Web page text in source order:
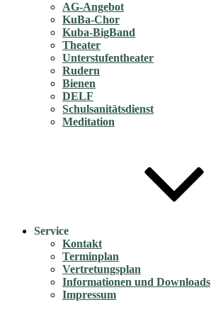
AG-Angebot
KuBa-Chor
Kuba-BigBand
Theater
Unterstufentheater
Rudern
Bienen
DELF
Schulsanitätsdienst
Meditation
Service
Kontakt
Terminplan
Vertretungsplan
Informationen und Downloads
Impressum